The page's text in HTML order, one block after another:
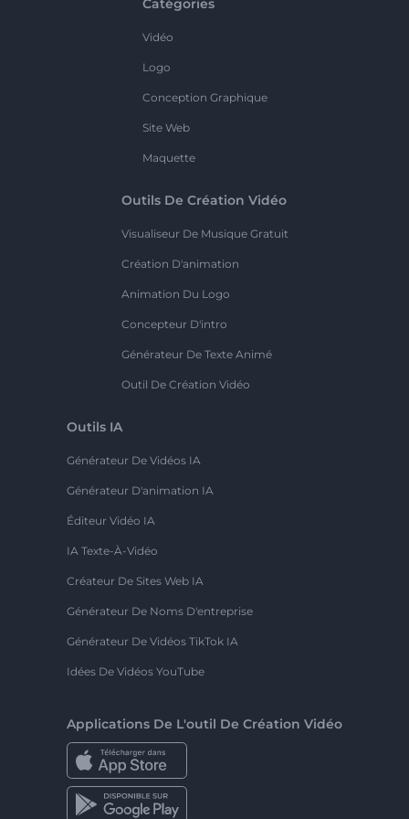
Catégories
Vidéo
Logo
Conception Graphique
Site Web
Maquette
Outils De Création Vidéo
Visualiseur De Musique Gratuit
Création D'animation
Animation Du Logo
Concepteur D'intro
Générateur De Texte Animé
Outil De Création Vidéo
Outils IA
Générateur De Vidéos IA
Générateur D'animation IA
Éditeur Vidéo IA
IA Texte-À-Vidéo
Créateur De Sites Web IA
Générateur De Noms D'entreprise
Générateur De Vidéos TikTok IA
Idées De Vidéos YouTube
Applications De L'outil De Création Vidéo